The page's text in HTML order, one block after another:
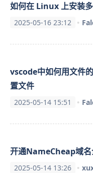
如何在 Linux 上安装
2025-05-16 23:12
vscode中如何用文件
置文件
2025-05-14 15:51
开通NameCheap域名
2025-05-14 13:26